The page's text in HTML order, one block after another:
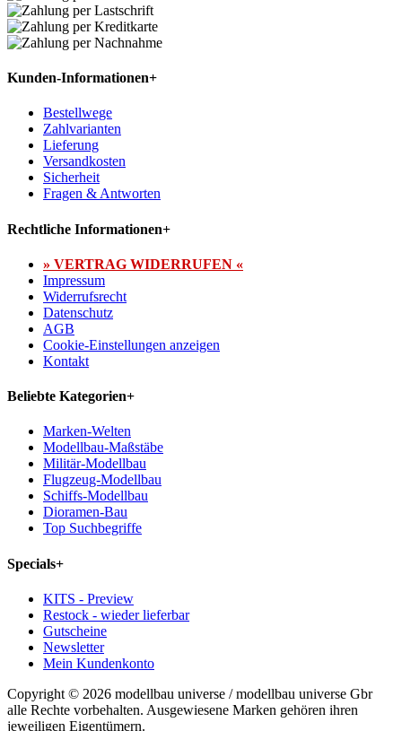
Kunden-Informationen+
Bestellwege
Zahlvarianten
Lieferung
Versandkosten
Sicherheit
Fragen & Antworten
Rechtliche Informationen+
» VERTRAG WIDERRUFEN «
Impressum
Widerrufsrecht
Datenschutz
AGB
Cookie-Einstellungen anzeigen
Kontakt
Beliebte Kategorien+
Marken-Welten
Modellbau-Maßstäbe
Militär-Modellbau
Flugzeug-Modellbau
Schiffs-Modellbau
Dioramen-Bau
Top Suchbegriffe
Specials+
KITS - Preview
Restock - wieder lieferbar
Gutscheine
Newsletter
Mein Kundenkonto
Copyright © 2026 modellbau universe / modellbau universe Gbr
alle Rechte vorbehalten. Ausgewiesene Marken gehören ihren
jeweiligen Eigentümern.